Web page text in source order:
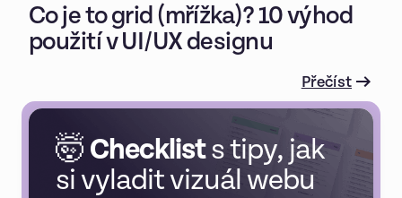
Co je to grid (mřížka)? 10 výhod
použití v UI/UX designu
Přečíst
🤯 Checklists tipy, jak
si vyladit vizuál webu